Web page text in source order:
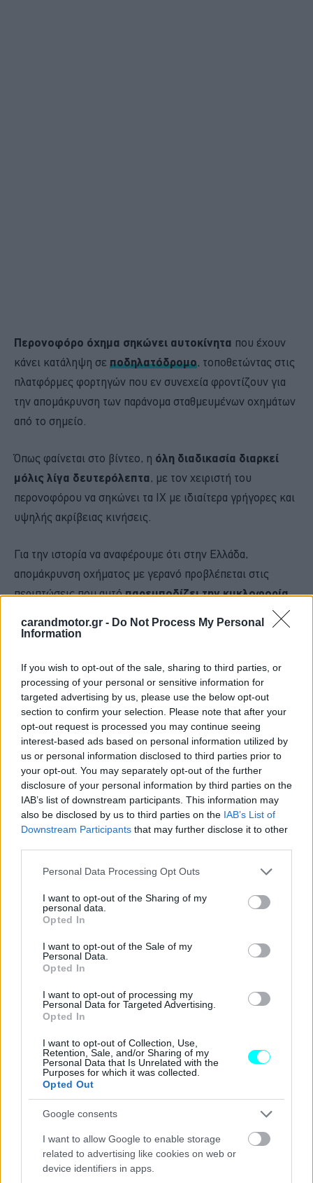
carandmotor.gr - Do Not Process My Personal
Information
If you wish to opt-out of the sale, sharing to third parties, or
processing of your personal or sensitive information for
targeted advertising by us, please use the below opt-out
section to confirm your selection. Please note that after your
opt-out request is processed you may continue seeing
interest-based ads based on personal information utilized by
us or personal information disclosed to third parties prior to
your opt-out. You may separately opt-out of the further
disclosure of your personal information by third parties on the
IAB’s list of downstream participants. This information may
also be disclosed by us to third parties on the IAB’s List of
Downstream Participants that may further disclose it to other
Please note that this website/app uses one or more Google
not limited to your visit or usage behaviour. You may click to
grant or deny consent to Google and its third-party tags to
use your data for below specified purposes in below Google
consent section.
Personal Data Processing Opt Outs
I want to opt-out of the Sharing of my
personal data.
Opted In
I want to opt-out of the Sale of my
Personal Data.
Opted In
I want to opt-out of processing my
Personal Data for Targeted Advertising.
Opted In
I want to opt-out of Collection, Use,
Retention, Sale, and/or Sharing of my
Personal Data that Is Unrelated with the
Purposes for which it was collected.
Opted Out
Google consents
I want to allow Google to enable storage
related to advertising like cookies on web or
device identifiers in apps.
Περονοφόρο όχημα σηκώνει αυτοκίνητα που έχουν
κάνει κατάληψη σε ποδηλατόδρομο, τοποθετώντας στις
πλατφόρμες φορτηγών που εν συνεχεία φροντίζουν για
την απομάκρυνση των παράνομα σταθμευμένων οχημάτων
από το σημείο.
Όπως φαίνεται στο βίντεο, η όλη διαδικασία διαρκεί
μόλις λίγα δευτερόλεπτα, με τον χειριστή του
περονοφόρου να σηκώνει τα ΙΧ με ιδιαίτερα γρήγορες και
υψηλής ακρίβειας κινήσεις.
Για την ιστορία να αναφέρουμε ότι στην Ελλάδα,
απομάκρυνση οχήματος με γερανό προβλέπεται στις
περιπτώσεις που αυτόπαρεμποδίζει την κυκλοφορία,
ώρες.
Ειδικότερα, αν σε ένα παράνομα παρκαρισμένο όχημα
οδηγός του να το απομακρύνει από το σημειώνεται,
βεβαιώνεται νέα παράβαση.Εφόσον παρέλθει και το